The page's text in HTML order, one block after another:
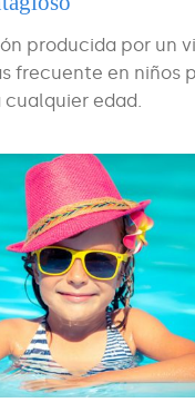
producida por un
frecuente en niños
edad.